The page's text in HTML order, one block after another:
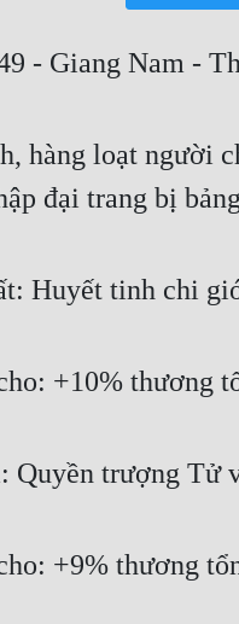
- Giang Nam -
hàng loạt người
đại trang bị
Huyết tinh chi
+10% thương
Quyền trượng Tử
+9% thương